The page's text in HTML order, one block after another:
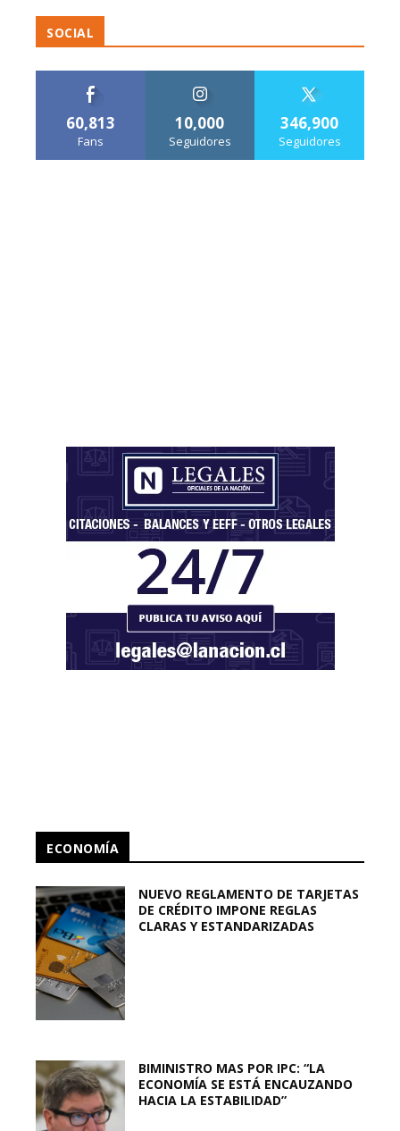
SOCIAL
60,813
Fans
10,000
Seguidores
346,900
Seguidores
ECONOMÍA
NUEVO REGLAMENTO DE TARJETAS
DE CRÉDITO IMPONE REGLAS
CLARAS Y ESTANDARIZADAS
BIMINISTRO MAS POR IPC: “LA
ECONOMÍA SE ESTÁ ENCAUZANDO
HACIA LA ESTABILIDAD”